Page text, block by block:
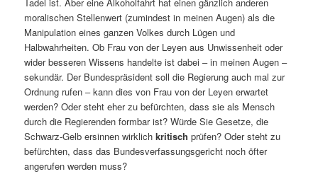
Tadel ist. Aber eine Alkoholfahrt hat einen gänzlich anderen
moralischen Stellenwert (zumindest in meinen Augen) als die
Manipulation eines ganzen Volkes durch Lügen und
Halbwahrheiten. Ob Frau von der Leyen aus Unwissenheit oder
wider besseren Wissens handelte ist dabei – in meinen Augen –
sekundär. Der Bundespräsident soll die Regierung auch mal zur
Ordnung rufen – kann dies von Frau von der Leyen erwartet
werden? Oder steht eher zu befürchten, dass sie als Mensch
durch die Regierenden formbar ist? Würde Sie Gesetze, die
Schwarz-Gelb ersinnen wirklichkritisch prüfen? Oder steht zu
befürchten, dass das Bundesverfassungsgericht noch öfter
angerufen werden muss?